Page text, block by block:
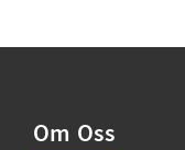
Om Oss